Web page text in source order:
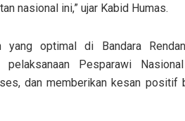
nasional ini,” ujar Kabid Humas.
yang optimal di Bandara
pelaksanaan Pesparawi
dan memberikan kesan